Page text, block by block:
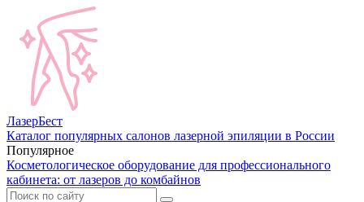
ЛазерБест
Каталог популярных салонов лазерной эпиляции в России
Популярное
Косметологическое оборудование для профессионального
кабинета: от лазеров до комбайнов